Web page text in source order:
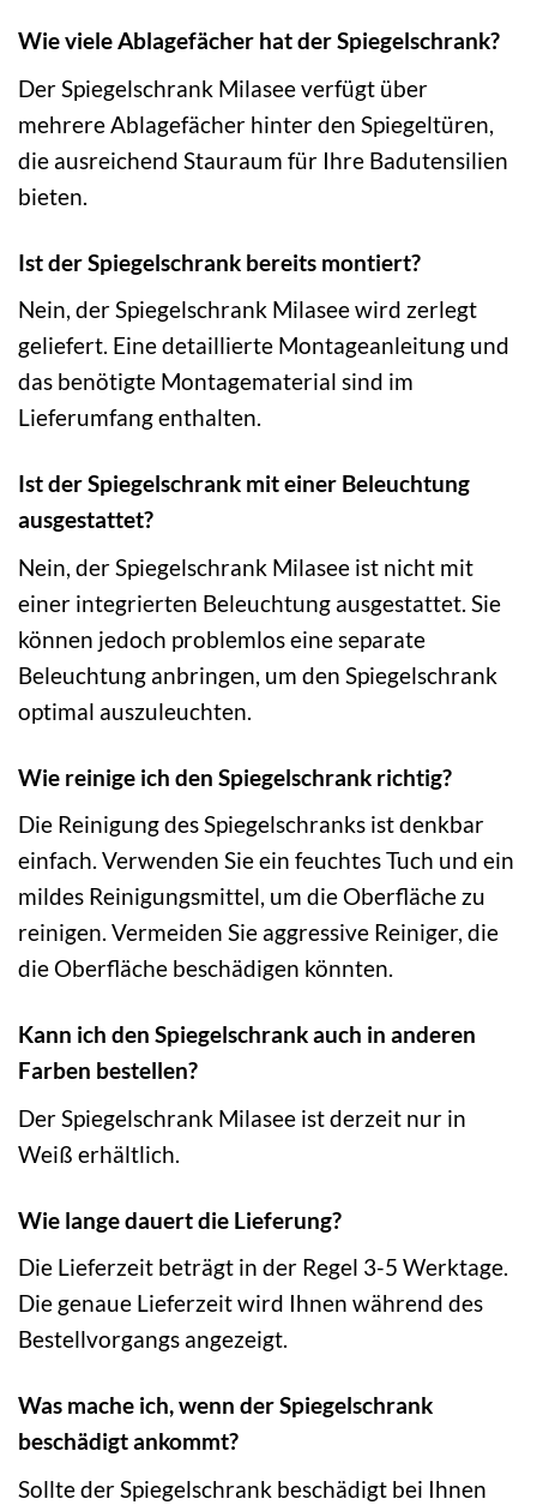
Wie viele Ablagefächer hat der Spiegelschrank?
Der Spiegelschrank Milasee verfügt über
mehrere Ablagefächer hinter den Spiegeltüren,
die ausreichend Stauraum für Ihre Badutensilien
bieten.
Ist der Spiegelschrank bereits montiert?
Nein, der Spiegelschrank Milasee wird zerlegt
geliefert. Eine detaillierte Montageanleitung und
das benötigte Montagematerial sind im
Lieferumfang enthalten.
Ist der Spiegelschrank mit einer Beleuchtung
ausgestattet?
Nein, der Spiegelschrank Milasee ist nicht mit
einer integrierten Beleuchtung ausgestattet. Sie
können jedoch problemlos eine separate
Beleuchtung anbringen, um den Spiegelschrank
optimal auszuleuchten.
Wie reinige ich den Spiegelschrank richtig?
Die Reinigung des Spiegelschranks ist denkbar
einfach. Verwenden Sie ein feuchtes Tuch und ein
mildes Reinigungsmittel, um die Oberfläche zu
reinigen. Vermeiden Sie aggressive Reiniger, die
die Oberfläche beschädigen könnten.
Kann ich den Spiegelschrank auch in anderen
Farben bestellen?
Der Spiegelschrank Milasee ist derzeit nur in
Weiß erhältlich.
Wie lange dauert die Lieferung?
Die Lieferzeit beträgt in der Regel 3-5 Werktage.
Die genaue Lieferzeit wird Ihnen während des
Bestellvorgangs angezeigt.
Was mache ich, wenn der Spiegelschrank
beschädigt ankommt?
Sollte der Spiegelschrank beschädigt bei Ihnen